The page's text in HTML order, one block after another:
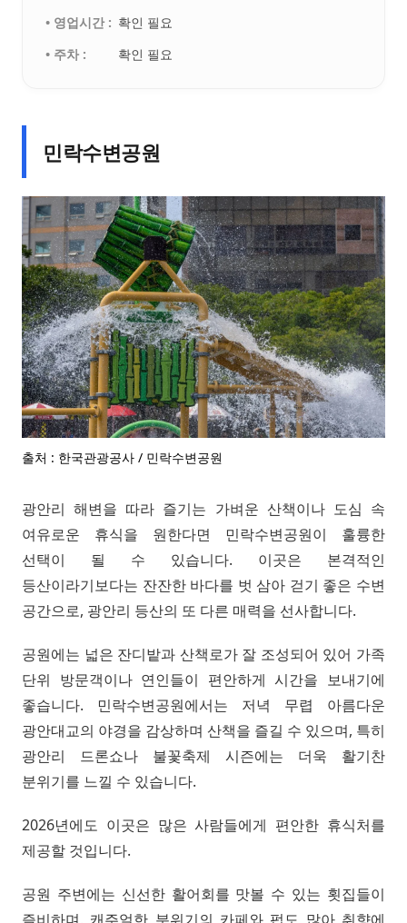
• 영업시간 : 확인 필요
• 주차 :
확인 필요
민락수변공원
출처 : 한국관광공사 / 민락수변공원
광안리 해변을 따라 즐기는 가벼운 산책이나 도심 속
여유로운 휴식을 원한다면 민락수변공원이 훌륭한
선택이 될 수 있습니다. 이곳은 본격적인
등산이라기보다는 잔잔한 바다를 벗 삼아 걷기 좋은 수변
공간으로, 광안리 등산의 또 다른 매력을 선사합니다.
공원에는 넓은 잔디밭과 산책로가 잘 조성되어 있어 가족
단위 방문객이나 연인들이 편안하게 시간을 보내기에
좋습니다. 민락수변공원에서는 저녁 무렵 아름다운
광안대교의 야경을 감상하며 산책을 즐길 수 있으며, 특히
광안리 드론쇼나 불꽃축제 시즌에는 더욱 활기찬
분위기를 느낄 수 있습니다.
2026년에도 이곳은 많은 사람들에게 편안한 휴식처를
제공할 것입니다.
공원 주변에는 신선한 활어회를 맛볼 수 있는 횟집들이